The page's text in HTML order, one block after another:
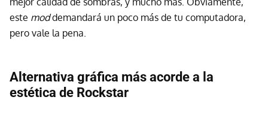
este moddemandará un poco más de tu computadora,
pero vale la pena.
Alternativa gráfica más acorde a la
estética de Rockstar